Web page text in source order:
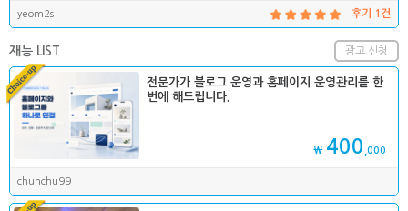
yeom2s 후기 1건
광고 신청
재능 LIST
전문가가 블로그 운영과 홈페이지 운영관리를 한
번에 해드립니다.
₩ 400 ,000
chunchu99